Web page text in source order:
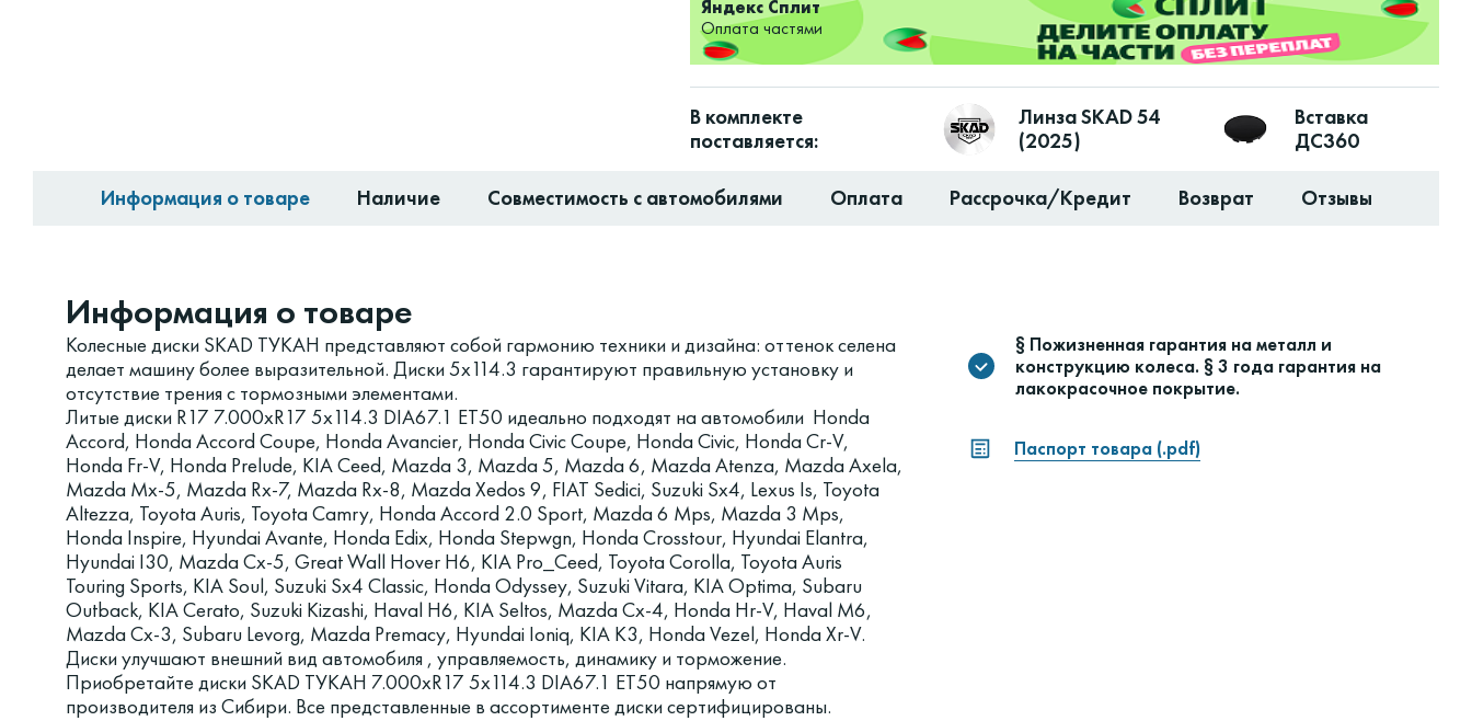
Яндекс Сплит
Оплата частями
В комплекте
поставляется:
Линза SKAD 54
(2025)
Вставка
ДС360
Информация о товаре Наличие Совместимость с автомобилями Оплата Рассрочка/Кредит Возврат Отзывы
Информация о товаре
Колесные диски SKAD ТУКАН представляют собой гармонию техники и дизайна: оттенок селена
делает машину более выразительной. Диски 5x114.3 гарантируют правильную установку и
отсутствие трения с тормозными элементами.
Литые диски R17 7.000xR17 5x114.3 DIA67.1 ET50 идеально подходят на автомобили Honda
Accord, Honda Accord Coupe, Honda Avancier, Honda Civic Coupe, Honda Civic, Honda Cr-V,
Honda Fr-V, Honda Prelude, KIA Ceed, Mazda 3, Mazda 5, Mazda 6, Mazda Atenza, Mazda Axela,
Mazda Mx-5, Mazda Rx-7, Mazda Rx-8, Mazda Xedos 9, FIAT Sedici, Suzuki Sx4, Lexus Is, Toyota
Altezza, Toyota Auris, Toyota Camry, Honda Accord 2.0 Sport, Mazda 6 Mps, Mazda 3 Mps,
Honda Inspire, Hyundai Avante, Honda Edix, Honda Stepwgn, Honda Crosstour, Hyundai Elantra,
Hyundai I30, Mazda Cx-5, Great Wall Hover H6, KIA Pro_Ceed, Toyota Corolla, Toyota Auris
Touring Sports, KIA Soul, Suzuki Sx4 Classic, Honda Odyssey, Suzuki Vitara, KIA Optima, Subaru
Outback, KIA Cerato, Suzuki Kizashi, Haval H6, KIA Seltos, Mazda Cx-4, Honda Hr-V, Haval M6,
Mazda Cx-3, Subaru Levorg, Mazda Premacy, Hyundai Ioniq, KIA K3, Honda Vezel, Honda Xr-V.
Диски улучшают внешний вид автомобиля , управляемость, динамику и торможение.
Приобретайте диски SKAD ТУКАН 7.000xR17 5x114.3 DIA67.1 ET50 напрямую от
производителя из Сибири. Все представленные в ассортименте диски сертифицированы.
§ Пожизненная гарантия на металл и
конструкцию колеса. § 3 года гарантия на
лакокрасочное покрытие.
Паспорт товара (.pdf)